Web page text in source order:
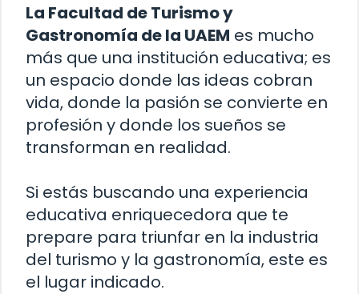
La Facultad de Turismo y
Gastronomía de la UAEM es mucho
más que una institución educativa; es
un espacio donde las ideas cobran
vida, donde la pasión se convierte en
profesión y donde los sueños se
transforman en realidad.
Si estás buscando una experiencia
educativa enriquecedora que te
prepare para triunfar en la industria
del turismo y la gastronomía, este es
el lugar indicado.